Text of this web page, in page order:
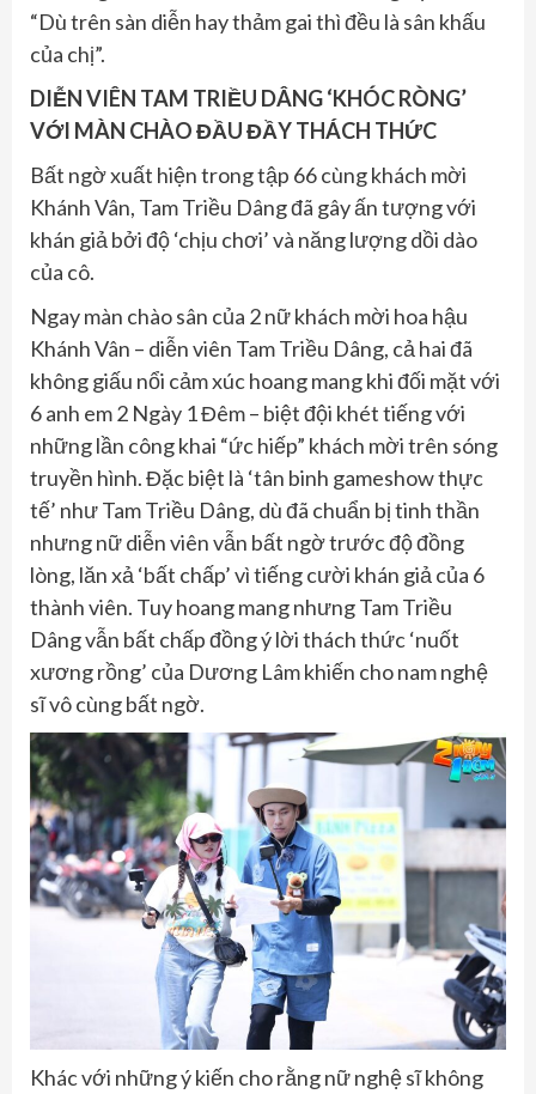
“Dù trên sàn diễn hay thảm gai thì đều là sân khấu
của chị”.
DIỄN VIÊN TAM TRIỀU DÂNG ‘KHÓC RÒNG’
VỚI MÀN CHÀO ĐẦU ĐẦY THÁCH THỨC
Bất ngờ xuất hiện trong tập 66 cùng khách mời
Khánh Vân, Tam Triều Dâng đã gây ấn tượng với
khán giả bởi độ ‘chịu chơi’ và năng lượng dồi dào
của cô.
Ngay màn chào sân của 2 nữ khách mời hoa hậu
Khánh Vân – diễn viên Tam Triều Dâng, cả hai đã
không giấu nổi cảm xúc hoang mang khi đối mặt với
6 anh em 2 Ngày 1 Đêm – biệt đội khét tiếng với
những lần công khai “ức hiếp” khách mời trên sóng
truyền hình. Đặc biệt là ‘tân binh gameshow thực
tế’ như Tam Triều Dâng, dù đã chuẩn bị tinh thần
nhưng nữ diễn viên vẫn bất ngờ trước độ đồng
lòng, lăn xả ‘bất chấp’ vì tiếng cười khán giả của 6
thành viên. Tuy hoang mang nhưng Tam Triều
Dâng vẫn bất chấp đồng ý lời thách thức ‘nuốt
xương rồng’ của Dương Lâm khiến cho nam nghệ
sĩ vô cùng bất ngờ.
Khác với những ý kiến cho rằng nữ nghệ sĩ không